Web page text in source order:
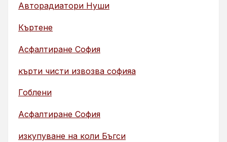
Авторадиатори Нуши
Къртене
Асфалтиране София
кърти чисти извозва софияа
Гоблени
Асфалтиране София
изкупуване на коли Бъгси